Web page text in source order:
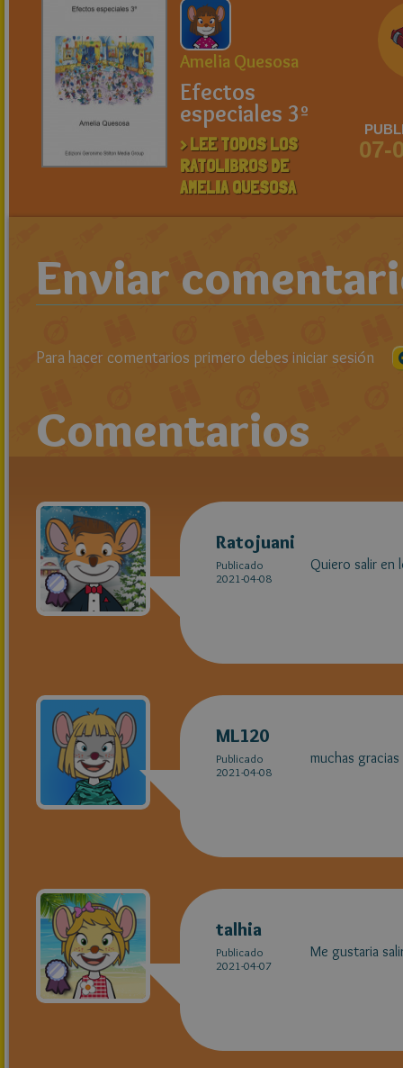
Amelia Quesosa
Efectos
especiales 3º
> LEE TODOS LOS
RATOLIBROS DE
AMELIA QUESOSA
07-
Enviar
Para hacer comentarios primero debes iniciar sesión
Comentarios
Ratojuani
Publicado
2021-04-08
Quiero salir en
ML120
Publicado
2021-04-08
muchas
talhia
Publicado
2021-04-07
Me gustaria